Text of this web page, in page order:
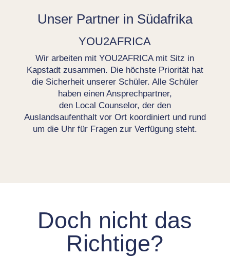
Unser Partner in Südafrika
YOU2AFRICA
Wir arbeiten mit YOU2AFRICA mit Sitz in
Kapstadt zusammen. Die höchste Priorität hat
die Sicherheit unserer Schüler. Alle Schüler
haben einen Ansprechpartner,
den Local Counselor, der den
Auslandsaufenthalt vor Ort koordiniert und rund
um die Uhr für Fragen zur Verfügung steht.
Doch nicht das
Richtige?